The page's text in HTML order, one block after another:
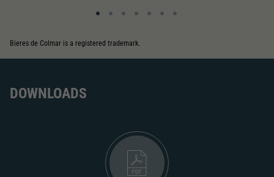
Bieres de Colmar is a registered trademark.
DOWNLOADS